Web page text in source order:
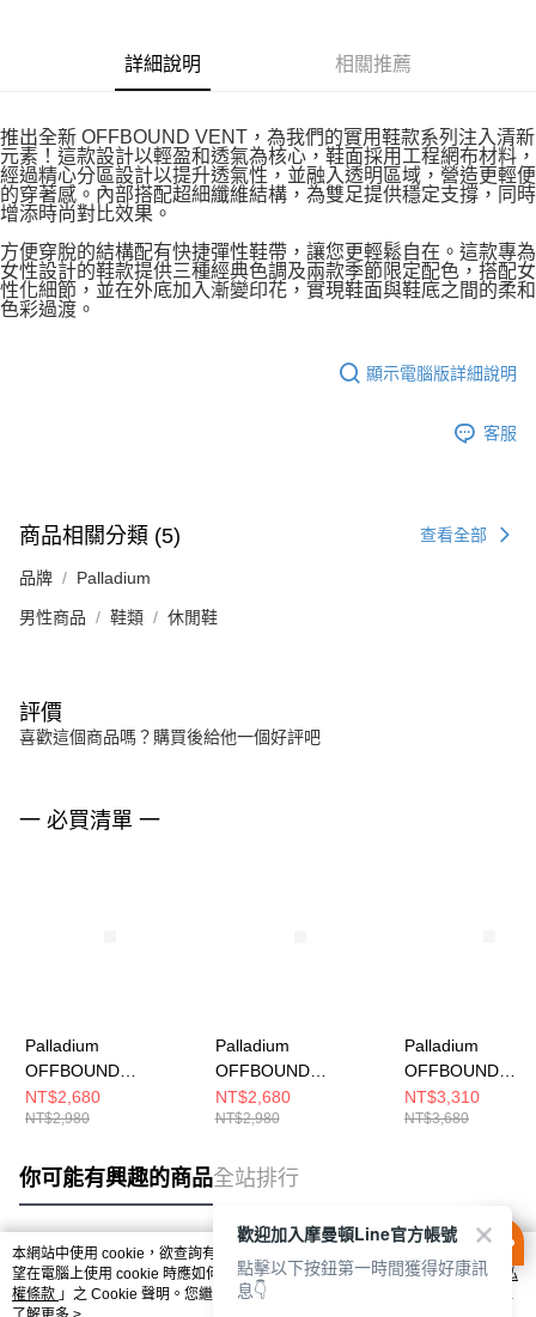
詳細說明 相關推薦
推出全新 OFFBOUND VENT，為我們的實用鞋款系列注入清新
元素！這款設計以輕盈和透氣為核心，鞋面採用工程網布材料，
經過精心分區設計以提升透氣性，並融入透明區域，營造更輕便
的穿著感。內部搭配超細纖維結構，為雙足提供穩定支撐，同時
增添時尚對比效果。
方便穿脫的結構配有快捷彈性鞋帶，讓您更輕鬆自在。這款專為
女性設計的鞋款提供三種經典色調及兩款季節限定配色，搭配女
性化細節，並在外底加入漸變印花，實現鞋面與鞋底之間的柔和
色彩過渡。
顯示電腦版詳細說明
客服
商品相關分類 (5) 查看全部
品牌 Palladium
男性商品 鞋類 休閒鞋
評價
喜歡這個商品嗎？購買後給他一個好評吧
一 必買清單 一
Palladium
OFFBOUND
VENT~NATURAL
GREY 男女 休閒鞋
NT$2,680
NT$2,980
Palladium
OFFBOUND
VENT~STAR WHITE
男女 休閒鞋 74481116
NT$2,680
NT$2,980
Palladium
OFFBOUND
WP+~BLACK 男
閒鞋 74482008
NT$3,310
NT$3,680
你可能有興趣的商品全站排行
熱門標籤
本網站中使用 cookie，欲查詢有關本網站使用 cookie 方式之詳情，及若您不希
望在電腦上使用 cookie 時應如何變更電腦的 cookie 設定，請參閱本網站「
隱私
權條款 」之 Cookie 聲明。您繼續使用本網站即表示您同意本公司得按本網站使
歡迎加入摩曼頓Line官方帳號
點擊以下按鈕第一時間獲得好康訊
息👇